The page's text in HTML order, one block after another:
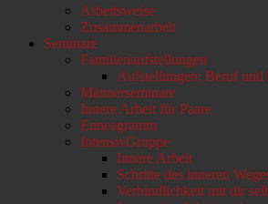
Arbeitsweise
Zusammenarbeit
Seminare
Familienaufstellungen
Aufstellungen: Beruf und
Männerseminare
Innere Arbeit für Paare
Enneagramm
IntensivGruppe
Innere Arbeit
Schritte des inneren
Verbindlichkeit mit dir